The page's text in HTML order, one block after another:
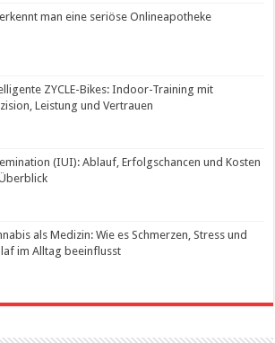
man eine seriöse Onlineapotheke
ZYCLE-Bikes: Indoor-Training mit
Leistung und Vertrauen
(IUI): Ablauf, Erfolgschancen und Kosten
als Medizin: Wie es Schmerzen, Stress und
im Alltag beeinflusst